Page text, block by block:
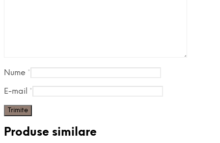
Nume *
E-mail *
Produse similare